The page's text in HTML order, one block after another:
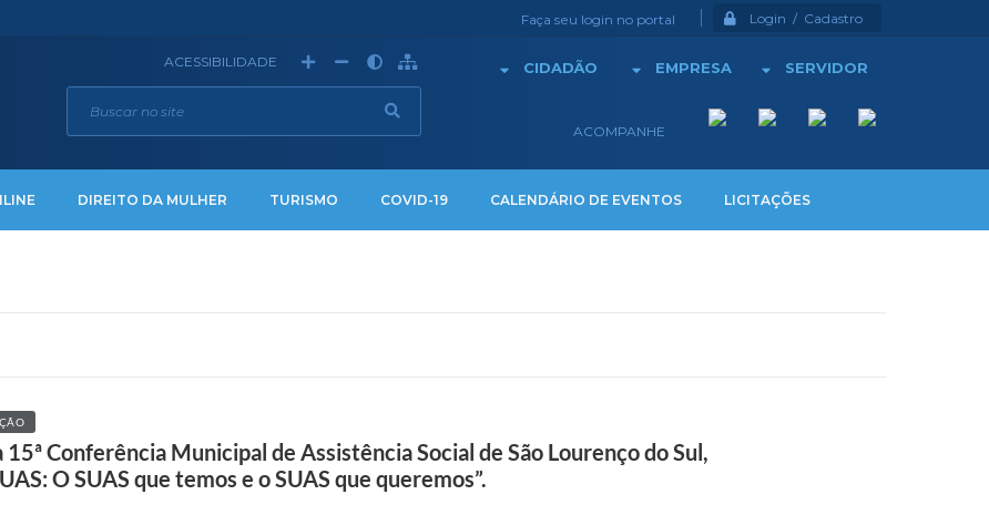
Faça seu login no portal Login / Cadastro
CIDADÃO EMPRESA SERVIDOR
ACOMPANHE
ACESSIBILIDADE
DIREITO DA MULHER TURISMO COVID-19 CALENDÁRIO DE EVENTOS LICITAÇÕES
Conferência Municipal de Assistência Social de São Lourenço do Sul,
O SUAS que temos e o SUAS que queremos”.